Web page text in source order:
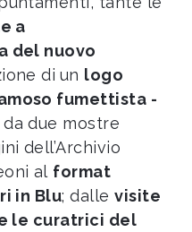
a
del nuovo
di un logo
fumettista -
da due mostre
dell’Archivio
al format
in Blu; dallevisite
le curatrici del